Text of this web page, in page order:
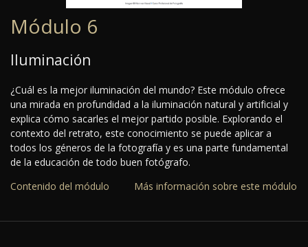
Módulo 6
Iluminación
¿Cuál es la mejor iluminación del mundo? Este módulo ofrece
una mirada en profundidad a la iluminación natural y artificial y
explica cómo sacarles el mejor partido posible. Explorando el
contexto del retrato, este conocimiento se puede aplicar a
todos los géneros de la fotografía y es una parte fundamental
de la educación de todo buen fotógrafo.
Contenido del módulo
Más información sobre este módulo